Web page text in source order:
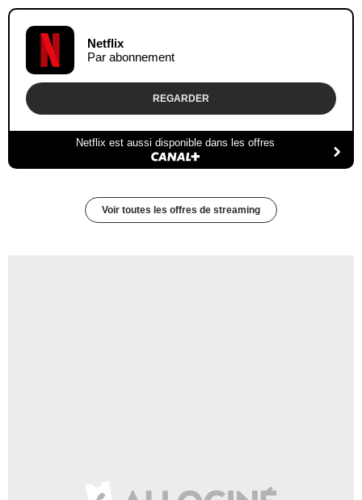
Netflix
Par abonnement
REGARDER
Netflix est aussi disponible dans les offres
Voir toutes les offres de streaming